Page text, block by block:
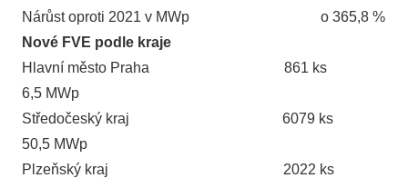
Nárůst oproti 2021 v MWp o 365,8 %
Nové FVE podle kraje
Hlavní město Praha 861 ks
6,5 MWp
Středočeský kraj 6079 ks
50,5 MWp
Plzeňský kraj 2022 ks